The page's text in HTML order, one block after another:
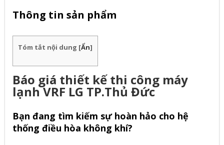
Thông tin sản phẩm
Tóm tắt nội dung [Ẩn]
Báo giá thiết kế thi công máy
lạnh VRF LG TP.Thủ Đức
Bạn đang tìm kiếm sự hoàn hảo cho hệ
thống điều hòa không khí?